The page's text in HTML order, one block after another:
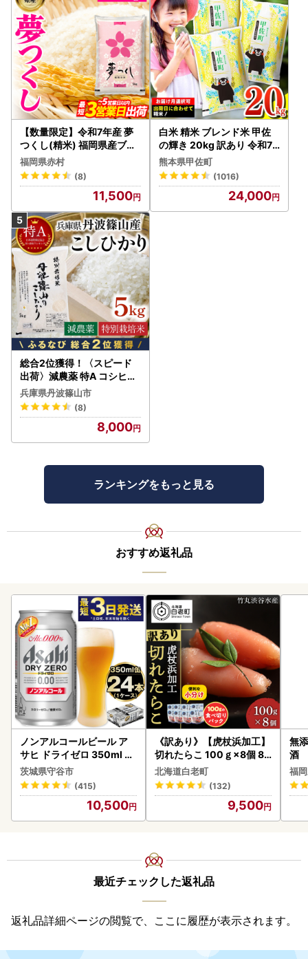
【数量限定】令和7年産 夢
つくし(精米) 福岡県産ブラ
ンド米 10kg (品番:3X11R7)
福岡県赤村
(8)
11,500
白米 精米 ブレンド米 甲佐
の輝き 20kg 訳あり 令和7
年産 【価格改定ZS】
熊本県甲佐町
(1016)
24,000
総合2位獲得！〈スピード
出荷〉減農薬 特A コシヒカ
リ 5kg 丹波篠山産 特別栽培
米 こしひかり
兵庫県丹波篠山市
(8)
8,000
ランキングをもっと見る
おすすめ返礼品
ノンアルコールビール ア
サヒ ドライゼロ 350ml 24
本 ノンアル ビール asashi
守谷市
茨城県守谷市
(415)
10,500
《訳あり》【虎杖浜加工】
切れたらこ 100ｇ×8個 80
0g AK081
北海道白老町
(132)
9,500
無
酒
福
最近チェックした返礼品
返礼品詳細ページの閲覧で、ここに履歴が表示されます。